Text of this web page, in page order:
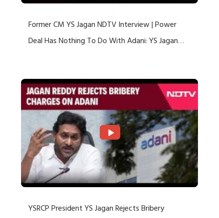
Former CM YS Jagan NDTV Interview | Power
Deal Has Nothing To Do With Adani: YS Jagan
YSRCP President YS Jagan Rejects Bribery